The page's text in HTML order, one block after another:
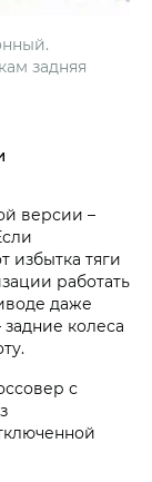
задняя
версии –
избытка тяги
работать
даже
колеса
с